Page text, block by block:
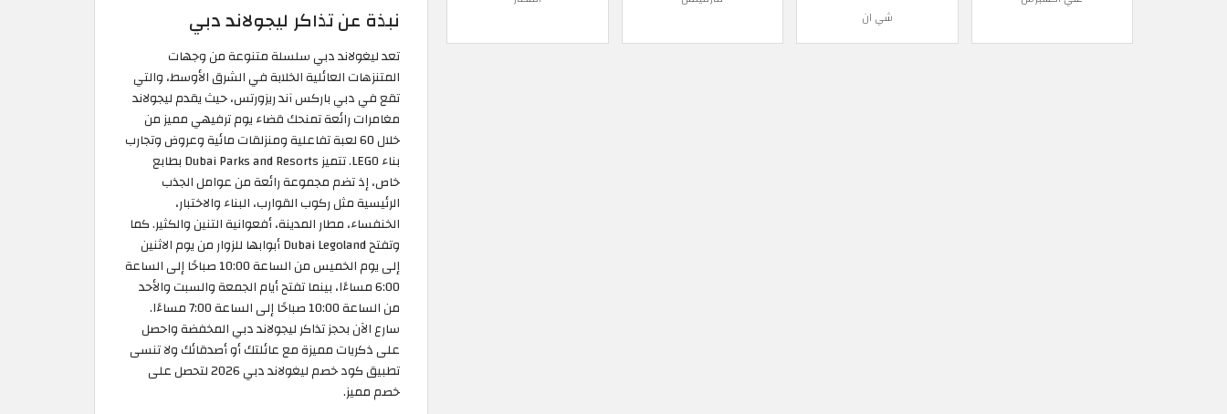
شي ان نبذة عن تذاكر ليجولاند دبي
تعد ليغولاند دبي سلسلة متنوعة من وجهات
المتنزهات العائلية الخلابة في الشرق الأوسط، والتي
تقع في دبي باركس آند ريزورتس، حيث يقدم ليجولاند
مغامرات رائعة تمنحك قضاء يوم ترفيهي مميز من
خلال 60 لعبة تفاعلية ومنزلقات مائية وعروض وتجارب
بناء LEGO. تتميز Dubai Parks and Resorts بطابع
خاص، إذ تضم مجموعة رائعة من عوامل الجذب
الرئيسية مثل ركوب القوارب، البناء والاختبار،
الخنفساء، مطار المدينة، أفعوانية التنين والكثير. كما
وتفتح Dubai Legoland أبوابها للزوار من يوم الاثنين
إلى يوم الخميس من الساعة 10:00 صباحًا إلى الساعة
6:00 مساءًا، بينما تفتح أيام الجمعة والسبت والأحد
من الساعة 10:00 صباحًا إلى الساعة 7:00 مساءًا.
سارع الآن بحجز تذاكر ليجولاند دبي المخفضة واحصل
على ذكريات مميزة مع عائلتك أو أصدقائك ولا تنسى
تطبيق كود خصم ليغولاند دبي 2026 لتحصل على
خصم مميز.